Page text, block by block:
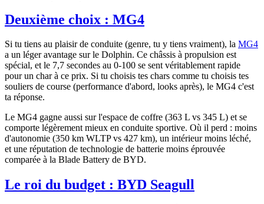
Deuxième choix : MG4
Si tu tiens au plaisir de conduite (genre, tu y tiens vraiment), la MG4
a un léger avantage sur le Dolphin. Ce châssis à propulsion est
spécial, et le 7,7 secondes au 0-100 se sent véritablement rapide
pour un char à ce prix. Si tu choisis tes chars comme tu choisis tes
souliers de course (performance d'abord, looks après), le MG4 c'est
ta réponse.
Le MG4 gagne aussi sur l'espace de coffre (363 L vs 345 L) et se
comporte légèrement mieux en conduite sportive. Où il perd : moins
d'autonomie (350 km WLTP vs 427 km), un intérieur moins léché,
et une réputation de technologie de batterie moins éprouvée
comparée à la Blade Battery de BYD.
Le roi du budget : BYD Seagull